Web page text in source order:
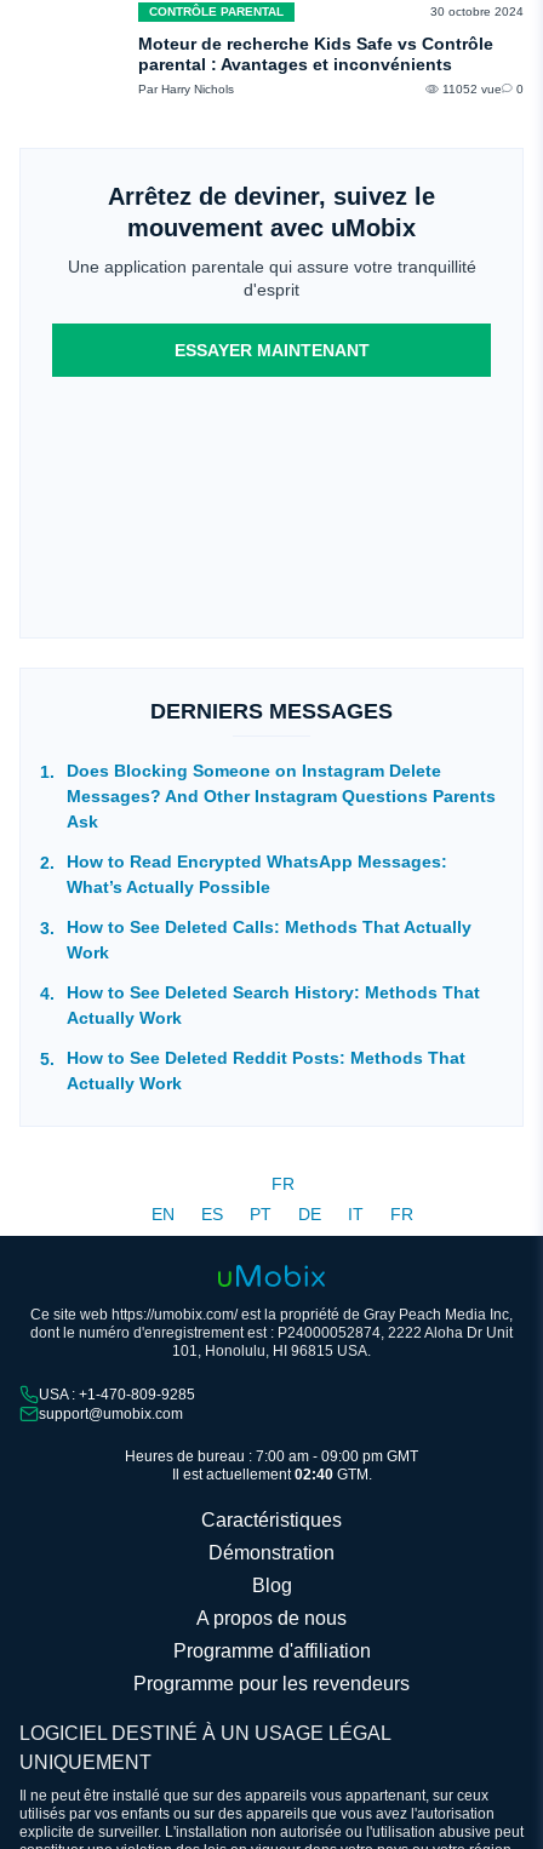
CONTRÔLE PARENTAL 30 octobre 2024
Moteur de recherche Kids Safe vs Contrôle
parental : Avantages et inconvénients
Par Harry Nichols 11052 vue 0
Arrêtez de deviner, suivez le
mouvement avec uMobix
Une application parentale qui assure votre tranquillité
d'esprit
ESSAYER MAINTENANT
DERNIERS MESSAGES
Does Blocking Someone on Instagram Delete
Messages? And Other Instagram Questions Parents
Ask
How to Read Encrypted WhatsApp Messages:
What’s Actually Possible
How to See Deleted Calls: Methods That Actually
Work
How to See Deleted Search History: Methods That
Actually Work
How to See Deleted Reddit Posts: Methods That
Actually Work
FR
EN
ES PT DE IT FR
Ce site web https://umobix.com/ est la propriété de Gray Peach Media Inc,
dont le numéro d'enregistrement est : P24000052874, 2222 Aloha Dr Unit
101, Honolulu, HI 96815 USA.
USA : +1-470-809-9285
support@umobix.com
Heures de bureau : 7:00 am - 09:00 pm GMT
Il est actuellement02:40GTM.
Caractéristiques
Démonstration
Blog
A propos de nous
Programme d'affiliation
Programme pour les revendeurs
LOGICIEL DESTINÉ À UN USAGE LÉGAL
UNIQUEMENT
Il ne peut être installé que sur des appareils vous appartenant, sur ceux
utilisés par vos enfants ou sur des appareils que vous avez l'autorisation
explicite de surveiller. L'installation non autorisée ou l'utilisation abusive peut